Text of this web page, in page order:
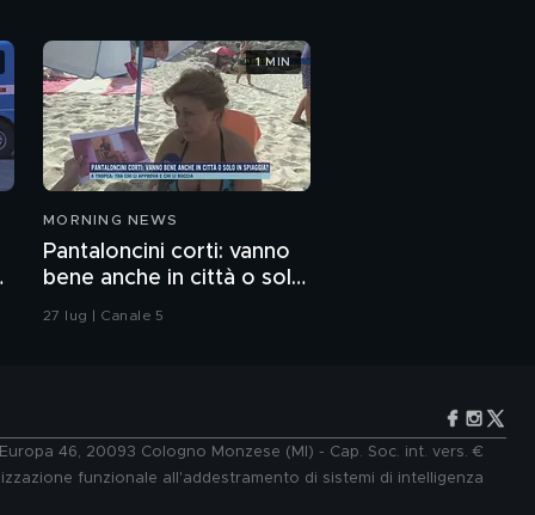
MORNING NEWS
Pantaloncini corti: vanno
bene anche in città o solo
in spiaggia?
27 lug | Canale 5
1 MIN
46, 20093 Cologno Monzese (MI) - Cap. Soc. int. vers. €
funzionale all'addestramento di sistemi di intelligenza